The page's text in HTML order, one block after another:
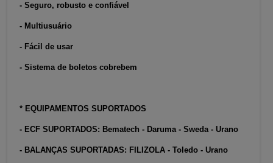
- Seguro, robusto e confiável
- Multiusuário
- Fácil de usar
- Sistema de boletos cobrebem
* EQUIPAMENTOS SUPORTADOS
- ECF SUPORTADOS: Bematech - Daruma - Sweda - Urano
- BALANÇAS SUPORTADAS: FILIZOLA - Toledo - Urano